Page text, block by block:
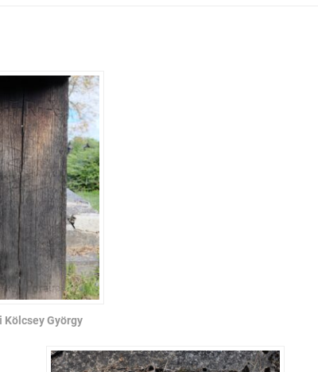
Kölcsey György